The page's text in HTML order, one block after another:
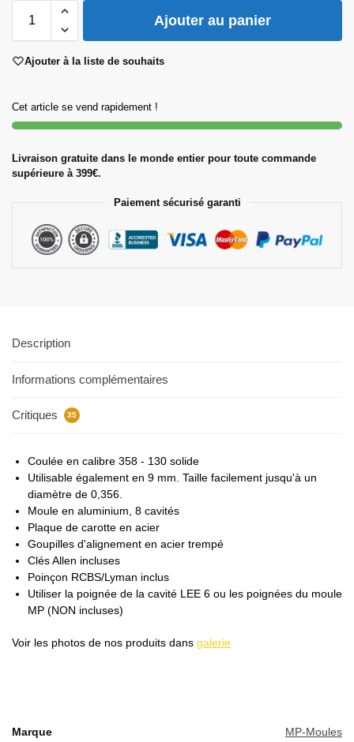
Ajouter au panier
Ajouter à la liste de souhaits
Cet article se vend rapidement !
Livraison gratuite dans le monde entier pour toute commande
supérieure à 399€.
Paiement sécurisé garanti
Description
Informations complémentaires
Critiques 35
Coulée en calibre 358 - 130 solide
Utilisable également en 9 mm. Taille facilement jusqu'à un
diamètre de 0,356.
Moule en aluminium, 8 cavités
Plaque de carotte en acier
Goupilles d'alignement en acier trempé
Clés Allen incluses
Poinçon RCBS/Lyman inclus
Utiliser la poignée de la cavité LEE 6 ou les poignées du moule
MP (NON incluses)
Voir les photos de nos produits dans galerie
Marque MP-Moules